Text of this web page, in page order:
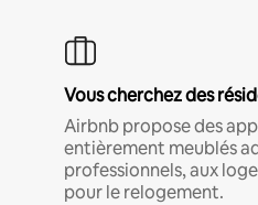
Vous cherchez des
Airbnb propose des
entièrement meublés
professionnels, aux
pour le relogement.